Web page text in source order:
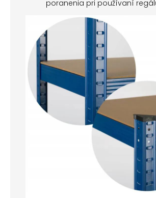
poranenia pri používaní